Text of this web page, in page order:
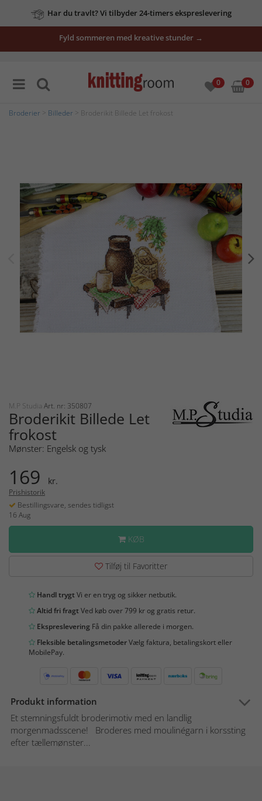
Har du travlt? Vi tilbyder 24-timers ekspreslevering
Fyld sommeren med kreative stunder →
0 0
Broderier Billeder > Broderikit Billede Let frokost
M.P Studia Art. nr: 350807
Broderikit Billede Let
frokost
Mønster: Engelsk og tysk
169 kr.
Prishistorik
Bestillingsvare, sendes tidligst
16 Aug
KØB
Tilføj til Favoritter
Handl trygtVi er en tryg og sikker netbutik.
Altid fri fragtVed køb over 799 kr og gratis retur.
Ekspreslevering Få din pakke allerede i morgen.
Fleksible betalingsmetoderVælg faktura, betalingskort eller
MobilePay.
Produkt information
Et stemningsfuldt broderimotiv med en landlig
morgenmadsscene! Broderes med moulinégarn i korssting
efter tællemønster...